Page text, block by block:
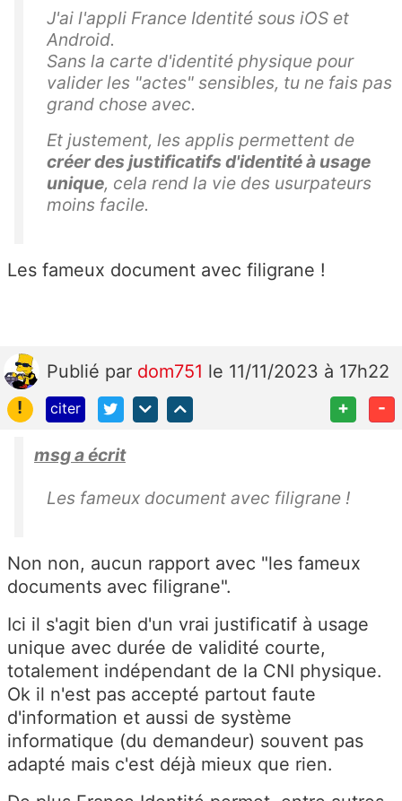
J'ai l'appli France Identité sous iOS et
Android.
Sans la carte d'identité physique pour
valider les "actes" sensibles, tu ne fais pas
grand chose avec.
Et justement, les applis permettent de
créer des justificatifs d'identité à usage
unique, cela rend la vie des usurpateurs
moins facile.
Les fameux document avec filigrane !
Publié par dom751 le 11/11/2023 à 17h22
!
citer + -
msg a écrit
Les fameux document avec filigrane !
Non non, aucun rapport avec "les fameux
documents avec filigrane".
Ici il s'agit bien d'un vrai justificatif à usage
unique avec durée de validité courte,
totalement indépendant de la CNI physique.
Ok il n'est pas accepté partout faute
d'information et aussi de système
informatique (du demandeur) souvent pas
adapté mais c'est déjà mieux que rien.